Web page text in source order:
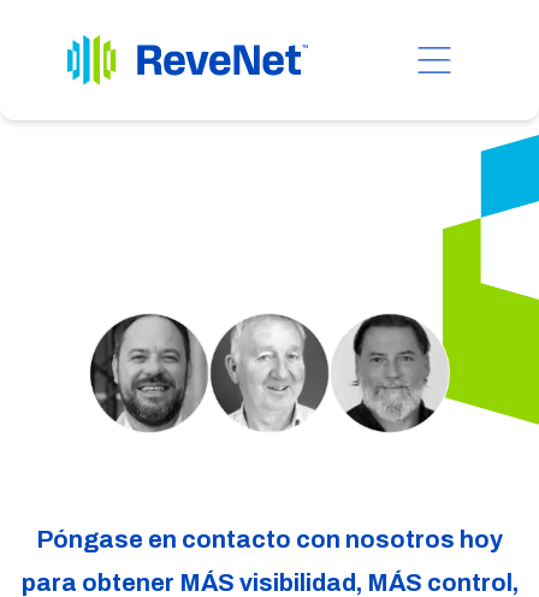
Póngase en contacto con nosotros hoy
para obtener MÁS visibilidad, MÁS control,